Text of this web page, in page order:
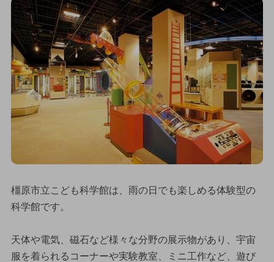
橿原市立こども科学館は、雨の日でも楽しめる体験型の
科学館です。
天体や電気、磁石など様々な分野の展示物があり、宇宙
服を着られるコーナーや実験教室、ミニ工作など、遊び